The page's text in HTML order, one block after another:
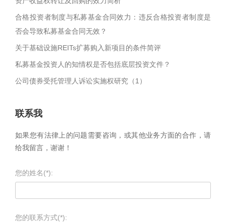
合格投资者制度与私募基金合同效力：违反合格投资者制度是
否会导致私募基金合同无效？
关于基础设施REITs扩募购入新项目的条件简评
私募基金投资人的知情权是否包括底层投资文件？
公司债券受托管理人诉讼实施权研究（1）
联系我
如果您有法律上的问题需要咨询，或其他业务方面的合作，请
给我留言，谢谢！
您的姓名(*):
您的联系方式(*):